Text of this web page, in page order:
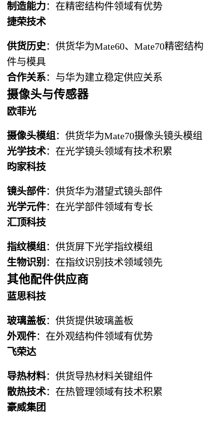
制造能力：在精密结构件领域有优势
捷荣技术
供货历史：供货华为Mate60、Mate70精密结构
件与模具
合作关系：与华为建立稳定供应关系
摄像头与传感器
欧菲光
摄像头模组：供货华为Mate70摄像头镜头模组
光学技术：在光学镜头领域有技术积累
昀家科技
镜头部件：供货华为潜望式镜头部件
光学元件：在光学部件领域有专长
汇顶科技
指纹模组：供货屏下光学指纹模组
生物识别 ：在指纹识别技术领域领先
其他配件供应商
蓝思科技
玻璃盖板：供货提供玻璃盖板
外观件：在外观结构件领域有优势
飞荣达
导热材料：供货导热材料关键组件
散热技术：在热管理领域有技术积累
豪威集团